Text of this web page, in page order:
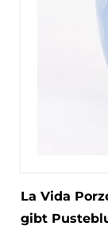
La Vida
gibt